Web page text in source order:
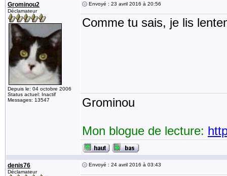
Grominou2
Déclamateur
Depuis le: 04 octobre 2006
Status actuel: Inactif
Messages: 13547
Envoyé : 23 avril 2016 à 20:56
Comme tu sais, je lis
Grominou
Mon blogue de lecture:
denis76
Déclamateur
Envoyé : 24 avril 2016 à 03:43